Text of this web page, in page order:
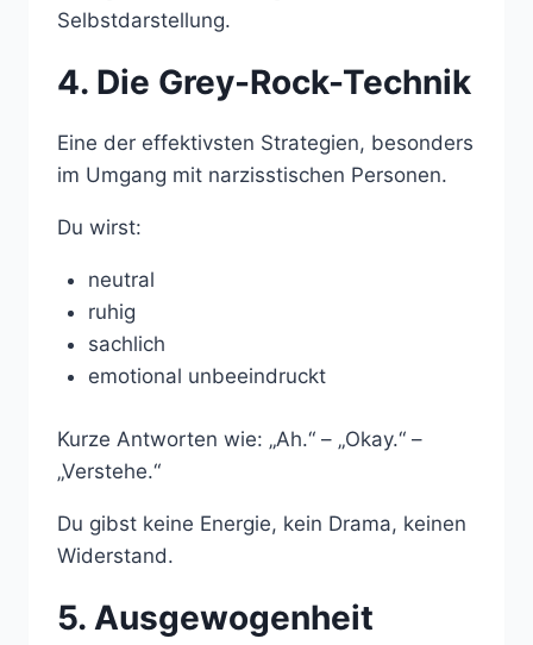
Selbstdarstellung.
4. Die Grey-Rock-Technik
Eine der effektivsten Strategien, besonders
im Umgang mit narzisstischen Personen.
Du wirst:
neutral
ruhig
sachlich
emotional unbeeindruckt
Kurze Antworten wie: „Ah.“ – „Okay.“ –
„Verstehe.“
Du gibst keine Energie, kein Drama, keinen
Widerstand.
5. Ausgewogenheit